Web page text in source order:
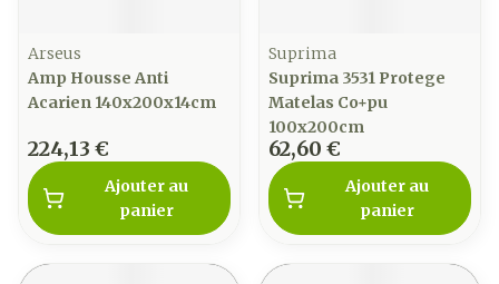
Arseus
Amp Housse Anti
Acarien 140x200x14cm
224,13 €
Ajouter au
panier
Suprima
Suprima 3531 Protege
Matelas Co+pu
100x200cm
62,60 €
Ajouter au
panier